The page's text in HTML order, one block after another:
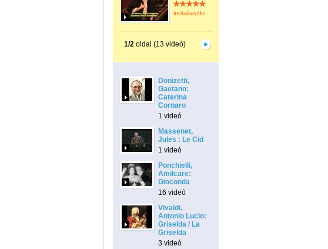
inotailaszlo
1/2oldal (13 videó)
Donizetti,
Gaetano:
Caterina
Cornaro
1 videó
Massenet,
Jules : Le Cid
1 videó
Ponchielli,
Amilcare:
Gioconda
16 videó
Vivaldi,
Antonio Lucio:
Griselda / La
Griselda
3 videó